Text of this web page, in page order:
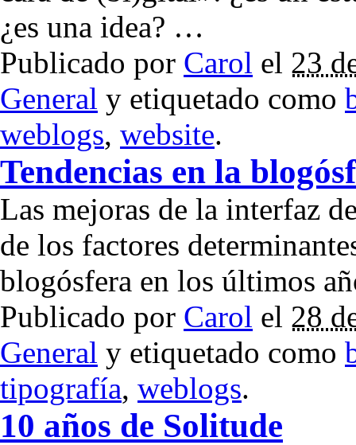
¿es una idea? …
Publicado por Carol el 23
General y etiquetado como
weblogs, website.
Tendencias en la
Las mejoras de la interfaz
de los factores
blogósfera en los últimos
Publicado por Carol el 28
General y etiquetado como
tipografía, weblogs.
10 años de Solitude